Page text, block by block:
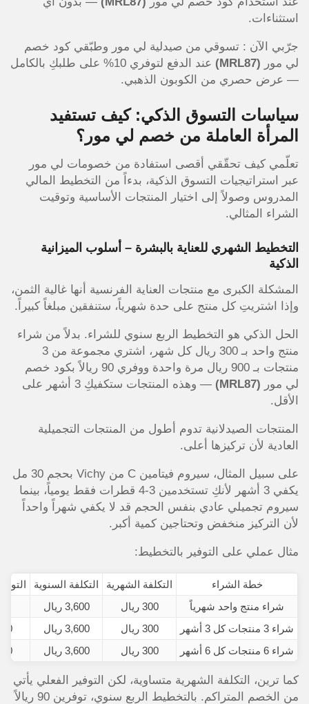
استثناءات.
جرّبي الآن : تسوقي من صيدلية لي مور وطبّقي كود خصم
لي مور (MRL87)
عند الدفع لتوفري 10% على طلبكِ بالكامل
— عرض حصري من الكوبون الذهبي.
سياسات التسوق الذكي: كيف تستفيد
المرأة العاملة من خصم لي مور؟
تعلّمي كيف تحقّقي أقصى استفادة من خصومات لي مور
عبر استراتيجيات التسوق الذكية، بدءاً من التخطيط المالي
المدروس وصولاً إلى اختيار المنتجات الأساسية وتوقيت
الشراء المثالي.
التخطيط الشهري للعناية بالبشرة – أسلوب الميزانية
الذكية
المشكلة الكبرى مع منتجات العناية الفرنسية أنها غالية الثمن،
وإذا اشتريتِ كل منتج على حدة شهرياً، ستنفقين مبلغاً كبيراً.
الحل الذكي هو التخطيط الربع سنوي للشراء. بدلاً من شراء
منتج واحد بـ 300 ريال كل شهر، اشتري مجموعة من 3
منتجات بـ 900 ريال مرة واحدة ووفري 90 ريالاً بكود خصم
لي مور (MRL87)
— وهذه المنتجات ستكفيكِ 3 أشهر على
الأقل.
المنتجات الصيدلانية تدوم أطول من المنتجات التجميلية
العادية لأن تركيزها أعلى.
على سبيل المثال، سيروم فيتامين C من Vichy بحجم 30 مل
يكفي 3 أشهر لأنكِ تستخدمين 3-4 قطرات فقط يومياً، بينما
سيروم تجميلي عادي بنفس الحجم قد لا يكفي شهراً واحداً
لأن التركيز منخفض وتحتاجين كمية أكبر.
مثال عملي على التوفير بالتخطيط:
خطة الشراء التكلفة الشهرية التكلفة السنوية
شراء منتج واحد شهرياً
300 ريال 3,600 ريال
شراء 3 منتجات كل 3 أشهر
300 ريال 3,600 ريال
360 ريالاً
شراء 6 منتجات كل 6 أشهر
300 ريال 3,600 ريال 360 ريالاً
كما ترين، التكلفة الشهرية متساوية، لكن التوفير الفعلي يأتي
من الخصم المتراكم. بالتخطيط الربع سنوي، توفرين 90 ريالاً